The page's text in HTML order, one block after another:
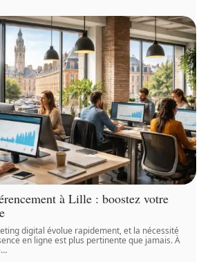
à Lille : boostez votre
digital évolue rapidement, et la nécessité
en ligne est plus pertinente que jamais. À
…